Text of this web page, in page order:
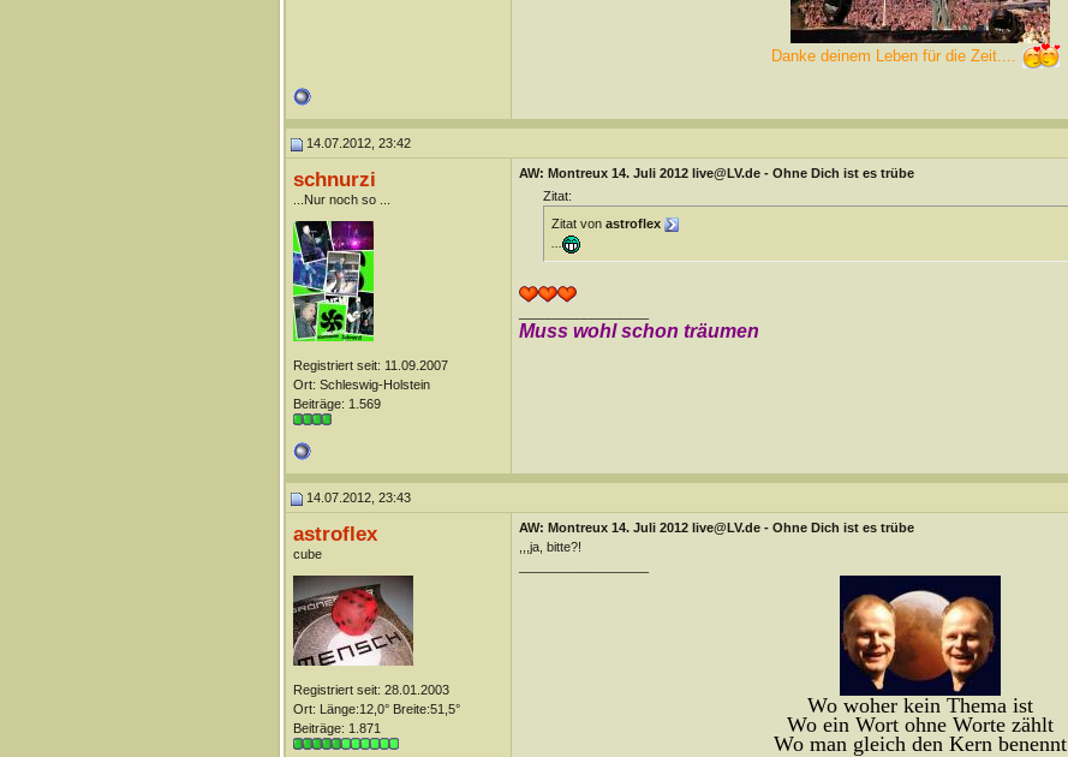
Danke deinem Leben für die Zeit....
14.07.2012, 23:42
schnurzi
...Nur noch so ...
Registriert seit: 11.09.2007
Ort: Schleswig-Holstein
Beiträge: 1.569
AW: Montreux 14. Juli 2012 live@LV.de - Ohne Dich ist es trübe
Zitat:
Zitat von astroflex
Muss wohl schon träumen
14.07.2012, 23:43
astroflex
cube
Registriert seit: 28.01.2003
Ort: Länge:12,0° Breite:51,5°
Beiträge: 1.871
AW: Montreux 14. Juli 2012 live@LV.de - Ohne Dich ist es trübe
,,,ja, bitte?!
Wo woher kein Thema ist
Wo ein Wort ohne Worte zählt
Wo man gleich den Kern benennt